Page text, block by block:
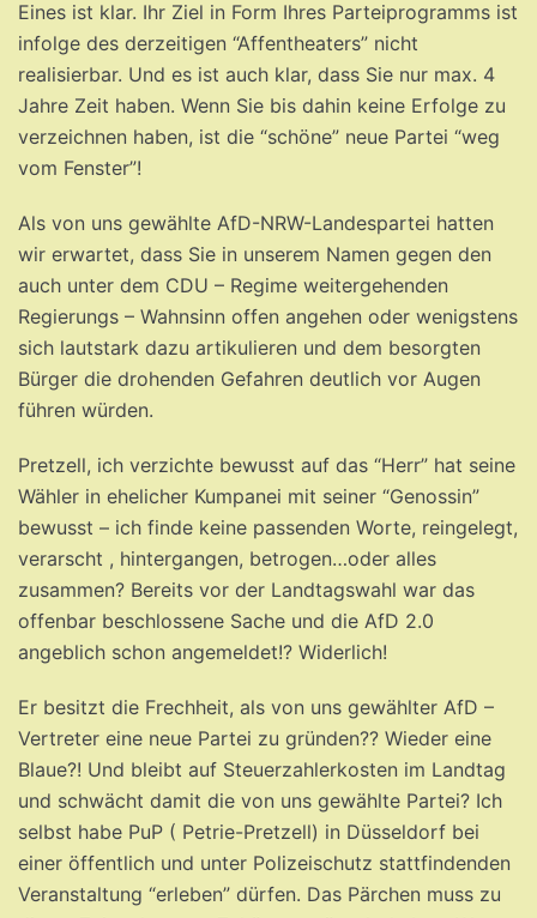
Eines ist klar. Ihr Ziel in Form Ihres Parteiprogramms ist
infolge des derzeitigen “Affentheaters” nicht
realisierbar. Und es ist auch klar, dass Sie nur max. 4
Jahre Zeit haben. Wenn Sie bis dahin keine Erfolge zu
verzeichnen haben, ist die “schöne” neue Partei “weg
vom Fenster”!
Als von uns gewählte AfD-NRW-Landespartei hatten
wir erwartet, dass Sie in unserem Namen gegen den
auch unter dem CDU – Regime weitergehenden
Regierungs – Wahnsinn offen angehen oder wenigstens
sich lautstark dazu artikulieren und dem besorgten
Bürger die drohenden Gefahren deutlich vor Augen
führen würden.
Pretzell, ich verzichte bewusst auf das “Herr” hat seine
Wähler in ehelicher Kumpanei mit seiner “Genossin”
bewusst – ich finde keine passenden Worte, reingelegt,
verarscht , hintergangen, betrogen…oder alles
zusammen? Bereits vor der Landtagswahl war das
offenbar beschlossene Sache und die AfD 2.0
angeblich schon angemeldet!? Widerlich!
Er besitzt die Frechheit, als von uns gewählter AfD –
Vertreter eine neue Partei zu gründen?? Wieder eine
Blaue?! Und bleibt auf Steuerzahlerkosten im Landtag
und schwächt damit die von uns gewählte Partei? Ich
selbst habe PuP ( Petrie-Pretzell) in Düsseldorf bei
einer öffentlich und unter Polizeischutz stattfindenden
Veranstaltung “erleben” dürfen. Das Pärchen muss zu